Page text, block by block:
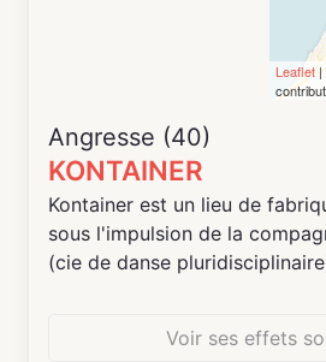
Leaflet|
Angresse (40)
KONTAINER
Kontainer est un lieu de
sous l'impulsion de la
(cie de danse
d'enregistrement dans un
Voir ses effets